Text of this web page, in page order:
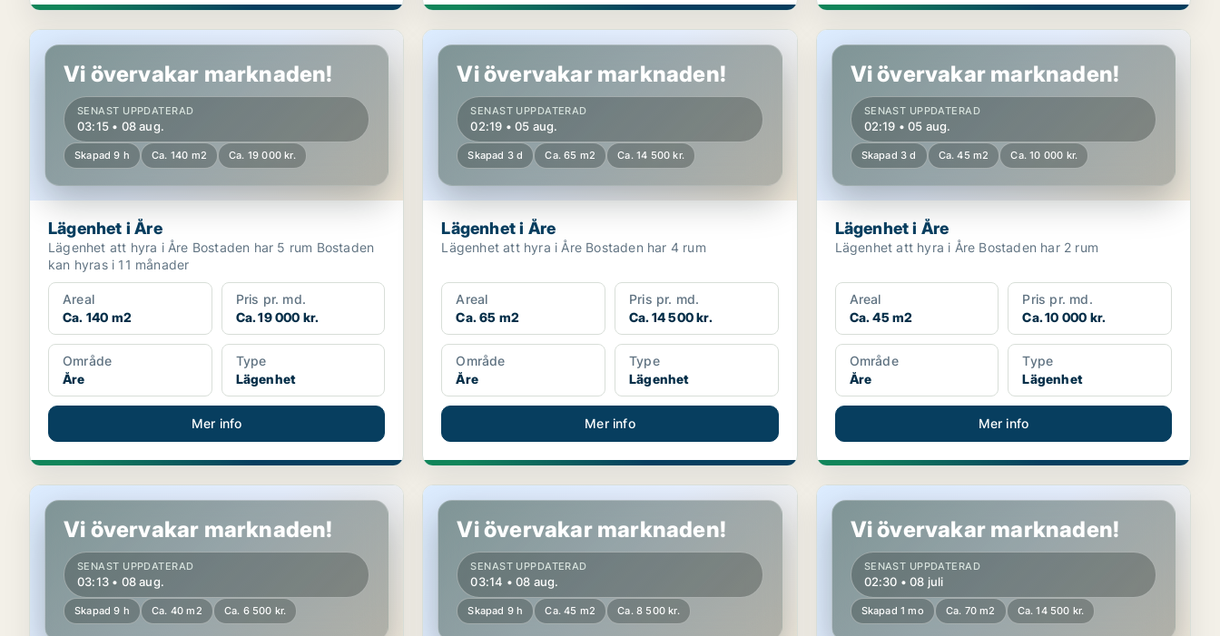
Lägenhet i Åre
Vi övervakar marknaden!
SENAST UPPDATERAD
03:15 • 08 aug.
Skapad 9 h Ca. 140 m2 Ca. 19 000 kr.
Lägenhet i Åre
Lägenhet att hyra i Åre Bostaden har 5 rum Bostaden
kan hyras i 11 månader
Areal
Ca. 140 m2
Pris pr. md.
Ca. 19 000 kr.
Område
Åre
Type
Lägenhet
Mer info
Lägenhet i Åre
Vi övervakar marknaden!
SENAST UPPDATERAD
02:19 • 05 aug.
Skapad 3 d Ca. 65 m2 Ca. 14 500 kr.
Lägenhet i Åre
Lägenhet att hyra i Åre Bostaden har 4 rum
Areal
Ca. 65 m2
Pris pr. md.
Ca. 14 500 kr.
Område
Åre
Type
Lägenhet
Mer info
Lägenhet i Åre
Vi övervakar marknaden!
SENAST UPPDATERAD
02:19 • 05 aug.
Skapad 3 d Ca. 45 m2 Ca. 10 000 kr.
Lägenhet i Åre
Lägenhet att hyra i Åre Bostaden har 2 rum
Areal
Ca. 45 m2
Pris pr. md.
Ca. 10 000 kr.
Område
Åre
Type
Lägenhet
Mer info
Lägenhet i Åre
Vi övervakar marknaden!
SENAST UPPDATERAD
03:13 • 08 aug.
Skapad 9 h Ca. 40 m2 Ca. 6 500 kr.
Lägenhet i Åre
Vi övervakar marknaden!
SENAST UPPDATERAD
03:14 • 08 aug.
Skapad 9 h Ca. 45 m2 Ca. 8 500 kr.
Lägenhet i Åre
Vi övervakar marknaden!
SENAST UPPDATERAD
02:30 • 08 juli
Skapad 1 mo Ca. 70 m2 Ca. 14 500 kr.